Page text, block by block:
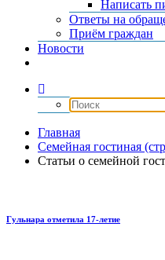
Написать
Ответы на
Приём граждан
Новости
Главная
Семейная гостиная
Статьи о семейной
Гульнара отметила 17‑летие